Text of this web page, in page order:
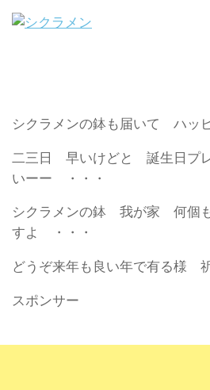
シクラメンの鉢も届いて ハッ
二三日 早いけどと 誕生日プ
いーー ・・・
シクラメンの鉢 我が家 何個
すよ ・・・
どうぞ来年も良い年で有る様
スポンサー